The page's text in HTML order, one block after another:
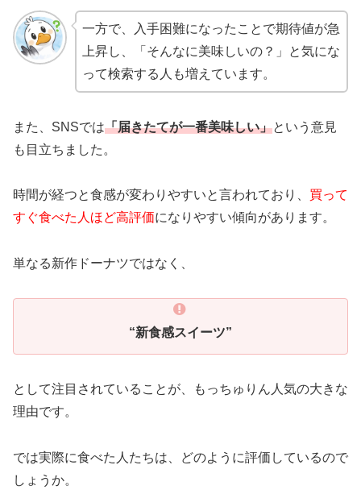
一方で、入手困難になったことで期待値が急
上昇し、「そんなに美味しいの？」と気にな
って検索する人も増えています。
また、SNSでは「届きたてが一番美味しい」という意見
も目立ちました。
時間が経つと食感が変わりやすいと言われており、 買って
すぐ食べた人ほど高評価になりやすい傾向があります。
単なる新作ドーナツではなく、
“新食感スイーツ”
として注目されていることが、もっちゅりん人気の大きな
理由です。
では実際に食べた人たちは、どのように評価しているので
しょうか。